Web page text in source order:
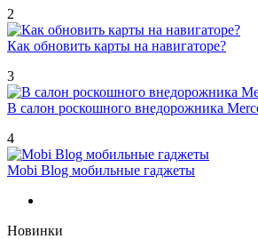
2
Как обновить карты на навигаторе?
3
В салон роскошного внедорожника
4
Mobi Blog мобильные гаджеты
Новинки